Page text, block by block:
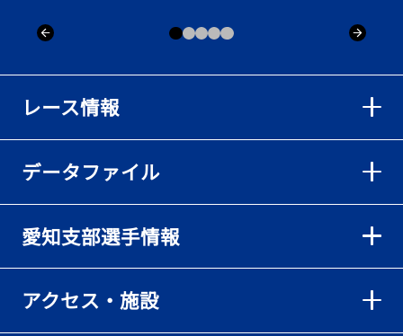
回りは良くなった」／常滑 - 日刊スポーツ
【ボートレース】島川海輝が逃げ切って準優勝負駆け成功、準優は
伸び意識の調整で／常滑 - 日刊スポーツ
【ボートレース】地元の荒木颯斗が有言実行の予選突破「そろそろ
2026年08月02日
【とこなめボート】出足抜群の篠原晟弥だが「叩き変える可能性も
ある」と思案顔
レース情報
データファイル
愛知支部選手情報
アクセス・施設